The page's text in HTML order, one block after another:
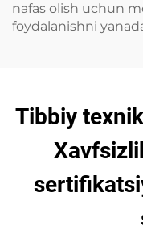
nafas olish uchun
foydalanishni
Tibbiy